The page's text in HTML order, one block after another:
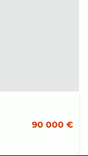
90 000 €